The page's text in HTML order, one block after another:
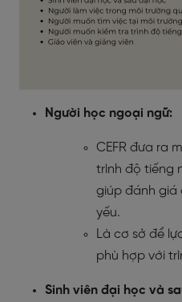
Người học ngoại ngữ:
CEFR đưa ra
trình độ tiếng
giúp đánh giá
yếu.
Là cơ sở để
phù hợp với
Sinh viên đại học và